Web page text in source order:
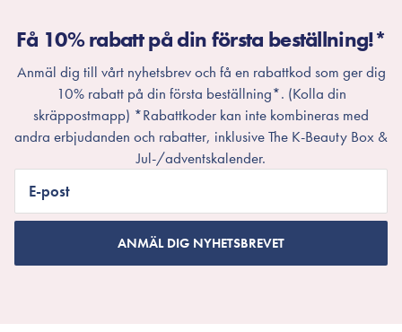
Få 10% rabatt på din första beställning!*
Anmäl dig till vårt nyhetsbrev och få en rabattkod som ger dig
10% rabatt på din första beställning*. (Kolla din
skräppostmapp) *Rabattkoder kan inte kombineras med
andra erbjudanden och rabatter, inklusive The K-Beauty Box &
Jul-/adventskalender.
E-post
ANMÄL DIG NYHETSBREVET